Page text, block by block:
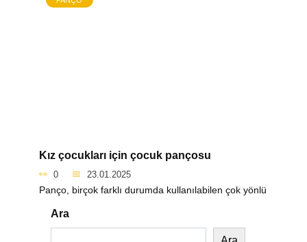
Kız çocukları için çocuk pançosu
0 23.01.2025
Panço, birçok farklı durumda kullanılabilen çok yönlü
Ara